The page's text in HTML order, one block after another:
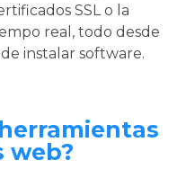
SSL o la
real, todo desde
instalar software.
web?